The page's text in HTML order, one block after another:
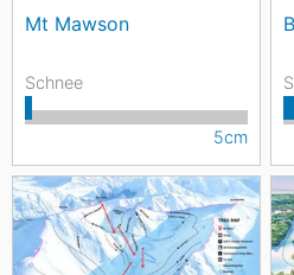
Mt Mawson
Schnee
5cm